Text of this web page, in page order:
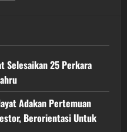
Selesaikan 25 Perkara
Adakan Pertemuan
Berorientasi Untuk